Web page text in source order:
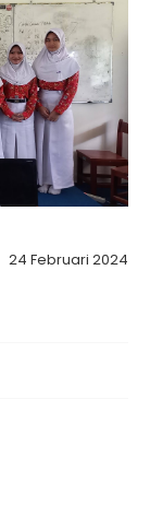
24 Februari 2024